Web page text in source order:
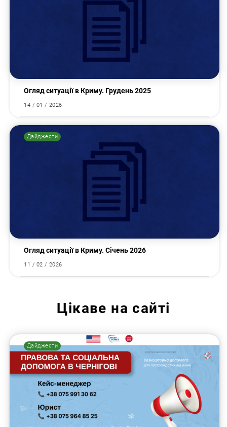
Огляд ситуації в Криму. Грудень 2025
14 / 01 / 2026
Дайджести
Огляд ситуації в Криму. Січень 2026
11 / 02 / 2026
Цікаве на сайті
Дайджести